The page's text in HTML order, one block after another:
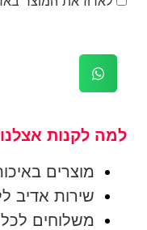
למה לקנות
מוצרים
שירות אדיב
משלוחים